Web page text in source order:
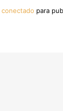
conectado para